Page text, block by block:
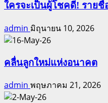
ใครจะเป็นผู้โชคดี! ราย
admin มิถุนายน 10, 2026
คลื่นลูกใหม่แห่งอนาคต
admin พฤษภาคม 21, 2026